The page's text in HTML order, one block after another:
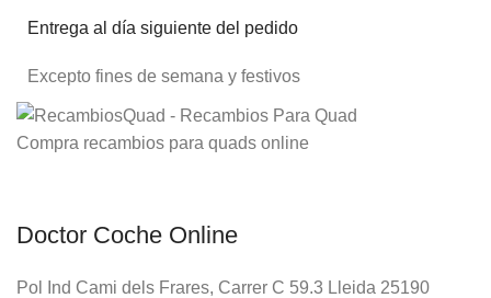
Entrega al día siguiente del pedido
Excepto fines de semana y festivos
Compra recambios para quads online
Doctor Coche Online
Pol Ind Cami dels Frares, Carrer C 59.3 Lleida 25190